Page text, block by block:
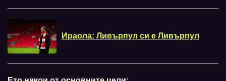
Ираола: Ливърпул си е Ливърпул